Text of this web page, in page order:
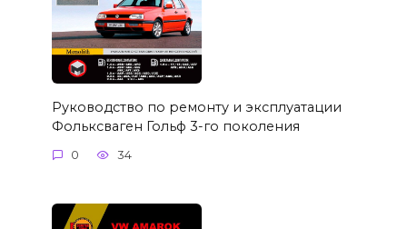
Руководство по ремонту и эксплуатации
Фольксваген Гольф 3-го поколения
0 34